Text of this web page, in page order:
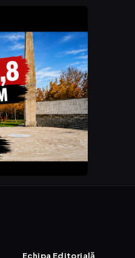
Echipa Editorială